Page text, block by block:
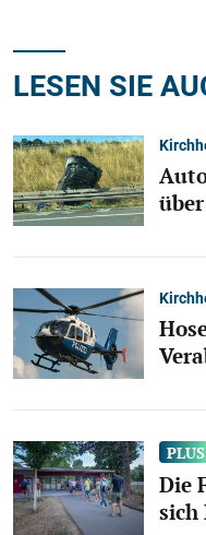
LESEN SIE
Die
sich